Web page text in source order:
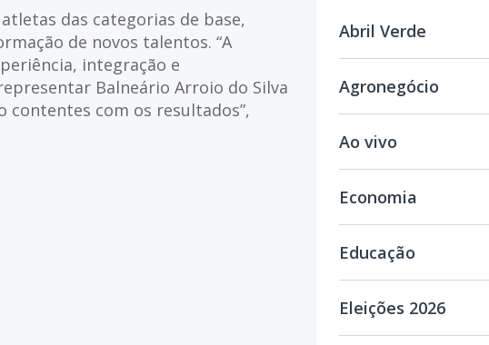
das categorias de base,
de novos talentos. “A
integração e
Balneário Arroio do Silva
com os resultados”,
Abril Verde
Agronegócio
Ao vivo
Economia
Educação
Eleições 2026